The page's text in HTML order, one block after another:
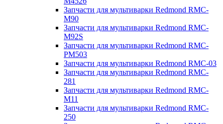
Запчасти для мультиварки Redmond RMC-
M90
Запчасти для мультиварки Redmond RMC-
M92S
Запчасти для мультиварки Redmond RMC-
PM503
Запчасти для мультиварки Redmond RMC-03
Запчасти для мультиварки Redmond RMC-
281
Запчасти для мультиварки Redmond RMC-
M11
Запчасти для мультиварки Redmond RMC-
250